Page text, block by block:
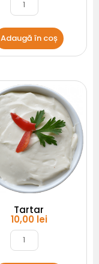
Adaugă în coș
Tartar
10,00 lei
Cantitate
Tartar